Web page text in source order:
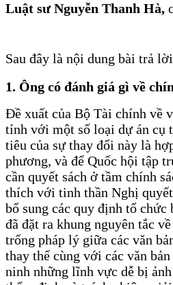
Luật sư Nguyễn Thanh Hà,
Sau đây là nội dung bài trả
1. Ông có đánh giá gì về
Đề xuất của Bộ Tài chính về
tỉnh với một số loại dự án cụ
tiêu của sự thay đổi này là
phương, và để Quốc hội tập
cần quyết sách ở tầm chính
thích với tinh thần Nghị
bổ sung các quy định tổ
đã đặt ra khung nguyên tắc
trống pháp lý giữa các văn
thay thế cùng với các văn
ninh những lĩnh vực dễ bị